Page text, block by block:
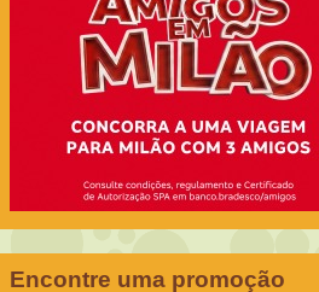
Encontre uma promoção